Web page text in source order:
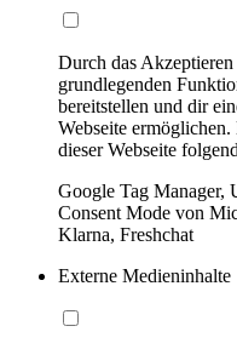
Durch das
grundlegenden
bereitstellen und dir
Webseite
dieser Webseite
Google Tag Manager,
Consent Mode von
Klarna, Freshchat
Externe Medieninhalte